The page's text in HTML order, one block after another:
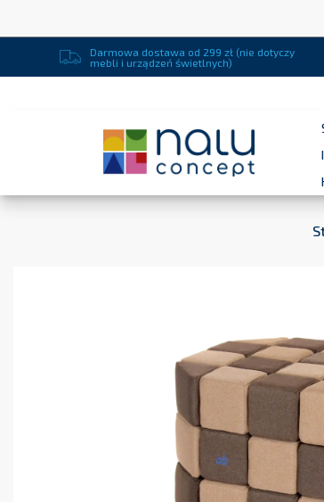
Darmowa dostawa od 299 zł (nie dotyczy
mebli i urządzeń świetlnych)